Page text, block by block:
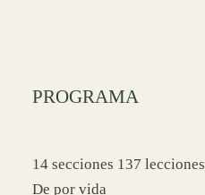
PROGRAMA
14 secciones 137 lecciones
De por vida